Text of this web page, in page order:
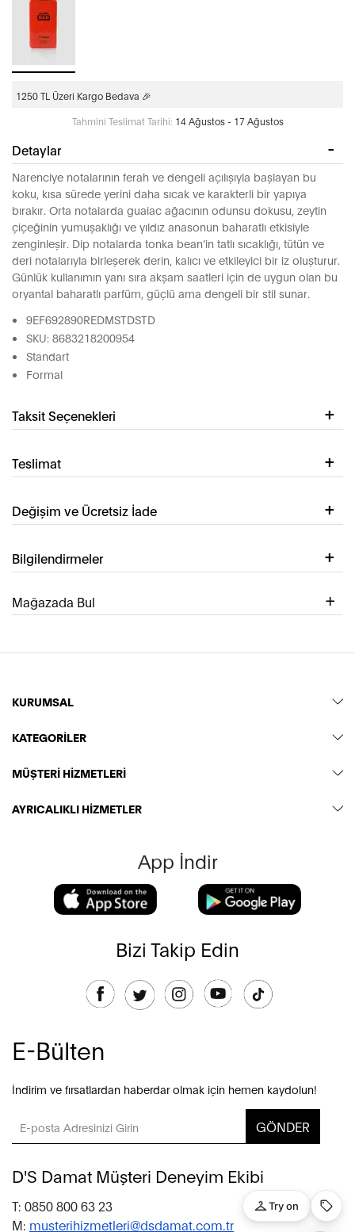
1250 TL Üzeri Kargo Bedava 🎉
Tahmini Teslimat Tarihi: 14 Ağustos - 17 Ağustos
Detaylar
Narenciye notalarının ferah ve dengeli açılışıyla başlayan bu
koku, kısa sürede yerini daha sıcak ve karakterli bir yapıya
bırakır. Orta notalarda guaiac ağacının odunsu dokusu, zeytin
çiçeğinin yumuşaklığı ve yıldız anasonun baharatlı etkisiyle
zenginleşir. Dip notalarda tonka bean’in tatlı sıcaklığı, tütün ve
deri notalarıyla birleşerek derin, kalıcı ve etkileyici bir iz oluşturur.
Günlük kullanımın yanı sıra akşam saatleri için de uygun olan bu
oryantal baharatlı parfüm, güçlü ama dengeli bir stil sunar.
9EF692890REDMSTDSTD
SKU: 8683218200954
Standart
Formal
Taksit Seçenekleri
Teslimat
Değişim ve Ücretsiz İade
Bilgilendirmeler
Mağazada Bul
KURUMSAL
KATEGORİLER
MÜŞTERİ HİZMETLERİ
AYRICALIKLI HİZMETLER
App İndir
Bizi Takip Edin
E-Bülten
İndirim ve fırsatlardan haberdar olmak için hemen kaydolun!
GÖNDER
D'S Damat Müşteri Deneyim Ekibi
T: 0850 800 63 23
M: musterihizmetleri@dsdamat.com.tr